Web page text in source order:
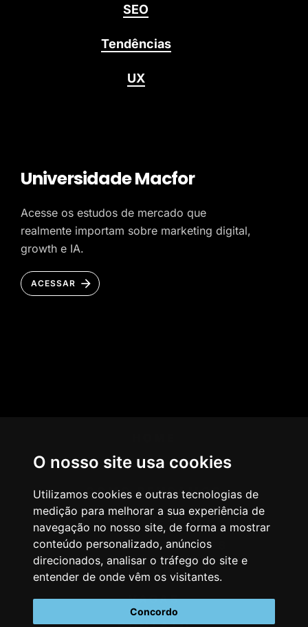
O nosso site usa cookies
Utilizamos cookies e outras tecnologias de
medição para melhorar a sua experiência de
navegação no nosso site, de forma a mostrar
conteúdo personalizado, anúncios
direcionados, analisar o tráfego do site e
entender de onde vêm os visitantes.
Concordo
SEO
Tendências
UX
Universidade Macfor
Acesse os estudos de mercado que
realmente importam sobre marketing digital,
growth e IA.
ACESSAR
AGÊNCIA
COMO PENSAMOS
NOSSOS SERVIÇOS
CASES & CLIENTES
BLOG
VAGAS